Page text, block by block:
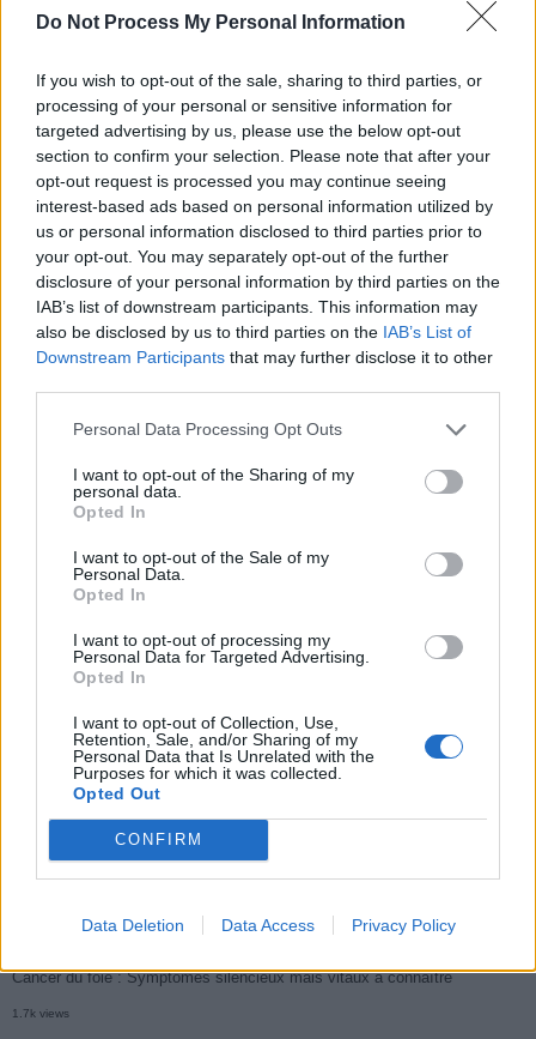
Do Not Process My Personal Information
If you wish to opt-out of the sale, sharing to third parties, or
processing of your personal or sensitive information for
targeted advertising by us, please use the below opt-out
section to confirm your selection. Please note that after your
opt-out request is processed you may continue seeing
interest-based ads based on personal information utilized by
us or personal information disclosed to third parties prior to
your opt-out. You may separately opt-out of the further
disclosure of your personal information by third parties on the
IAB’s list of downstream participants. This information may
also be disclosed by us to third parties on the IAB’s List of
Downstream Participants that may further disclose it to other
Personal Data Processing Opt Outs
I want to opt-out of the Sharing of my
personal data.
Opted In
I want to opt-out of the Sale of my
Personal Data.
Opted In
I want to opt-out of processing my
Personal Data for Targeted Advertising.
Opted In
I want to opt-out of Collection, Use,
Retention, Sale, and/or Sharing of my
Personal Data that Is Unrelated with the
Purposes for which it was collected.
Opted Out
CONFIRM
Data Deletion Data Access Privacy Policy
News Santé
https://news-sante.fr
ARTICLES CONNEXES PLUS DE L'AUTEUR
cardiologues pour
éviter le danger
Santé
lunettes de sécurité
combattre le cancer
Populaires
Médicament retiré en urgence pour risques graves et données falsifiées
Ce cancer mortel explose chez les personnes nées après 1980 : le
symptôme à repérer
Cancer du foie : Symptômes silencieux mais vitaux à connaître
1.7k views